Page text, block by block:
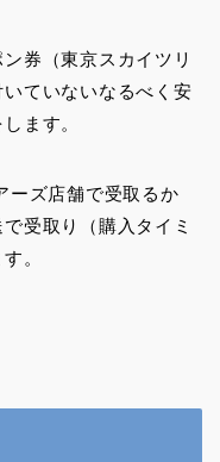
券（東京スカイツリ
ていないなるべく安
ます。
ズ店舗で受取るか
受取り（購入タイミ
。